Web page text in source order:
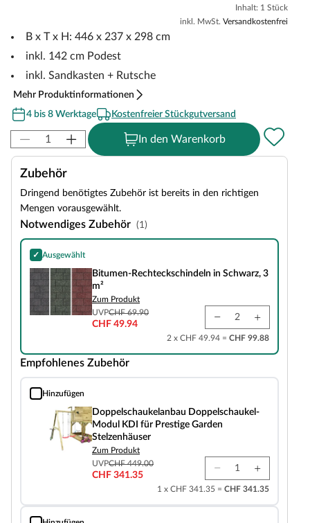
Inhalt: 1 Stück
inkl. MwSt. Versandkostenfrei
B x T x H: 446 x 237 x 298 cm
inkl. 142 cm Podest
inkl. Sandkasten + Rutsche
Mehr Produktinformationen
4 bis 8 Werktage
Kostenfreier Stückgutversand
In den Warenkorb
Zubehör
Dringend benötigtes Zubehör ist bereits in den richtigen
Mengen vorausgewählt.
Notwendiges Zubehör (1)
✓ Ausgewählt
Bitumen-Rechteckschindeln in Schwarz, 3 m²
Bitumen-Rechteckschindeln in Schwarz, 3
m²
Zum Produkt
UVPCHF 69.90
CHF 49.94
2 x CHF 49.94 = CHF 99.88
Empfohlenes Zubehör
Hinzufügen
Doppelschaukelanbau Doppelschaukel-Modul KDI für Prestige Garden
Doppelschaukelanbau Doppelschaukel-
Modul KDI für Prestige Garden
Stelzenhäuser
Zum Produkt
UVPCHF 449.00
CHF 341.35
1 x CHF 341.35 = CHF 341.35